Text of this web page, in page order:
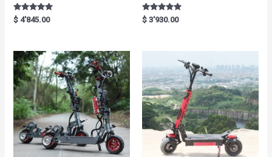
Rated
5.00
$ 4'845.00
Rated
5.00
$ 3'930.00